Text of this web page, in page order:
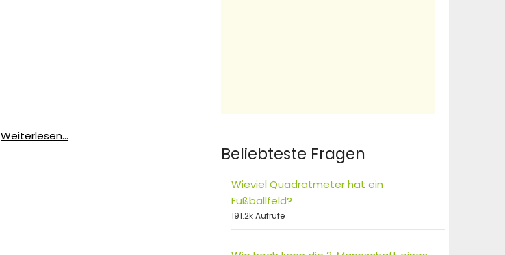
Weiterlesen...
Beliebteste Fragen
Wieviel Quadratmeter hat ein
Fußballfeld?
191.2k Aufrufe